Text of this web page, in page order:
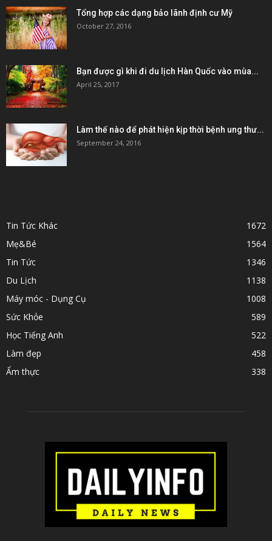
Tổng hợp các dạng bảo lãnh định cư Mỹ
October 27, 2016
Bạn được gì khi đi du lịch Hàn Quốc vào mùa...
April 25, 2017
Làm thế nào để phát hiện kịp thời bệnh ung thư...
September 24, 2016
Tin Tức Khác
1672
Mẹ&Bé
1564
Tin Tức
1346
Du Lịch
1138
Máy móc - Dụng Cụ
1008
Sức Khỏe
589
Học Tiếng Anh
522
Làm đẹp
458
Ẩm thực
338